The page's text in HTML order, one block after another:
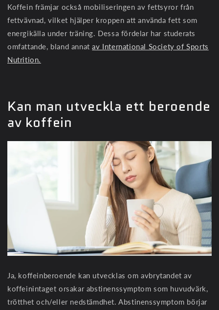
Koffein främjar också mobiliseringen av fettsyror från
fettvävnad, vilket hjälper kroppen att använda fett som
energikälla under träning. Dessa fördelar har studerats
omfattande, bland annatav International Society of Sports
Nutrition.
Kan man utveckla ett beroende
av koffein
Ja, koffeinberoende kan utvecklas om avbrytandet av
koffeinintaget orsakar abstinenssymptom som huvudvärk,
trötthet och/eller nedstämdhet. Abstinenssymptom börjar